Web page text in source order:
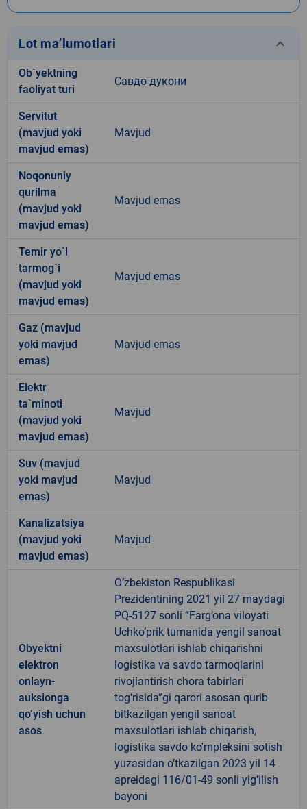
Lot ma’lumotlari keyboard_arrow_down
Ob`yektning
faoliyat turi
Савдо дукони
Servitut
(mavjud yoki
mavjud emas)
Mavjud
Noqonuniy
qurilma
(mavjud yoki
mavjud emas)
Mavjud emas
Temir yo`l
tarmog`i
(mavjud yoki
mavjud emas)
Mavjud emas
Gaz (mavjud
yoki mavjud
emas)
Mavjud emas
Elektr
ta`minoti
(mavjud yoki
mavjud emas)
Mavjud
Suv (mavjud
yoki mavjud
emas)
Mavjud
Kanalizatsiya
(mavjud yoki
mavjud emas)
Mavjud
Obyektni
elektron
onlayn-
auksionga
qo‘yish uchun
asos
O’zbekiston Respublikasi
Prezidentining 2021 yil 27 maydagi
PQ-5127 sonli “Farg’ona viloyati
Uchko’prik tumanida yengil sanoat
maxsulotlari ishlab chiqarishni
logistika va savdo tarmoqlarini
rivojlantirish chora tabirlari
tog’risida”gi qarori asosan qurib
bitkazilgan yengil sanoat
maxsulotlari ishlab chiqarish,
logistika savdo ko'mpleksini sotish
yuzasidan o’tkazilgan 2023 yil 14
apreldagi 116/01-49 sonli yig’ilish
bayoni